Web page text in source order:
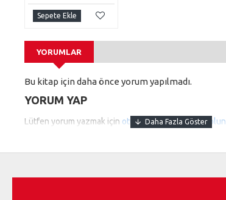
Sepete Ekle
YORUMLAR
Bu kitap için daha önce yorum yapılmadı.
YORUM YAP
Lütfen yorum yazmak için oturum açınya dakayıt olun